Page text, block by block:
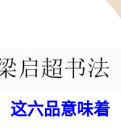
这六品意味着